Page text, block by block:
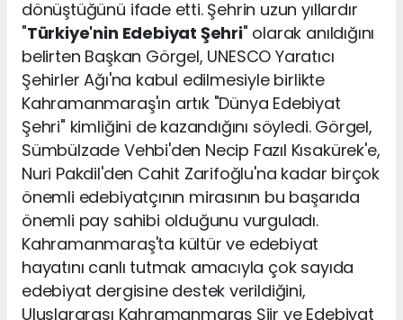
dönüştüğünü ifade etti. Şehrin uzun yıllardır
"Türkiye'nin Edebiyat Şehri" olarak anıldığını
belirten Başkan Görgel, UNESCO Yaratıcı
Şehirler Ağı'na kabul edilmesiyle birlikte
Kahramanmaraş'ın artık "Dünya Edebiyat
Şehri" kimliğini de kazandığını söyledi. Görgel,
Sümbülzade Vehbi'den Necip Fazıl Kısakürek'e,
Nuri Pakdil'den Cahit Zarifoğlu'na kadar birçok
önemli edebiyatçının mirasının bu başarıda
önemli pay sahibi olduğunu vurguladı.
Kahramanmaraş'ta kültür ve edebiyat
hayatını canlı tutmak amacıyla çok sayıda
edebiyat dergisine destek verildiğini,
Uluslararası Kahramanmaraş Şiir ve Edebiyat